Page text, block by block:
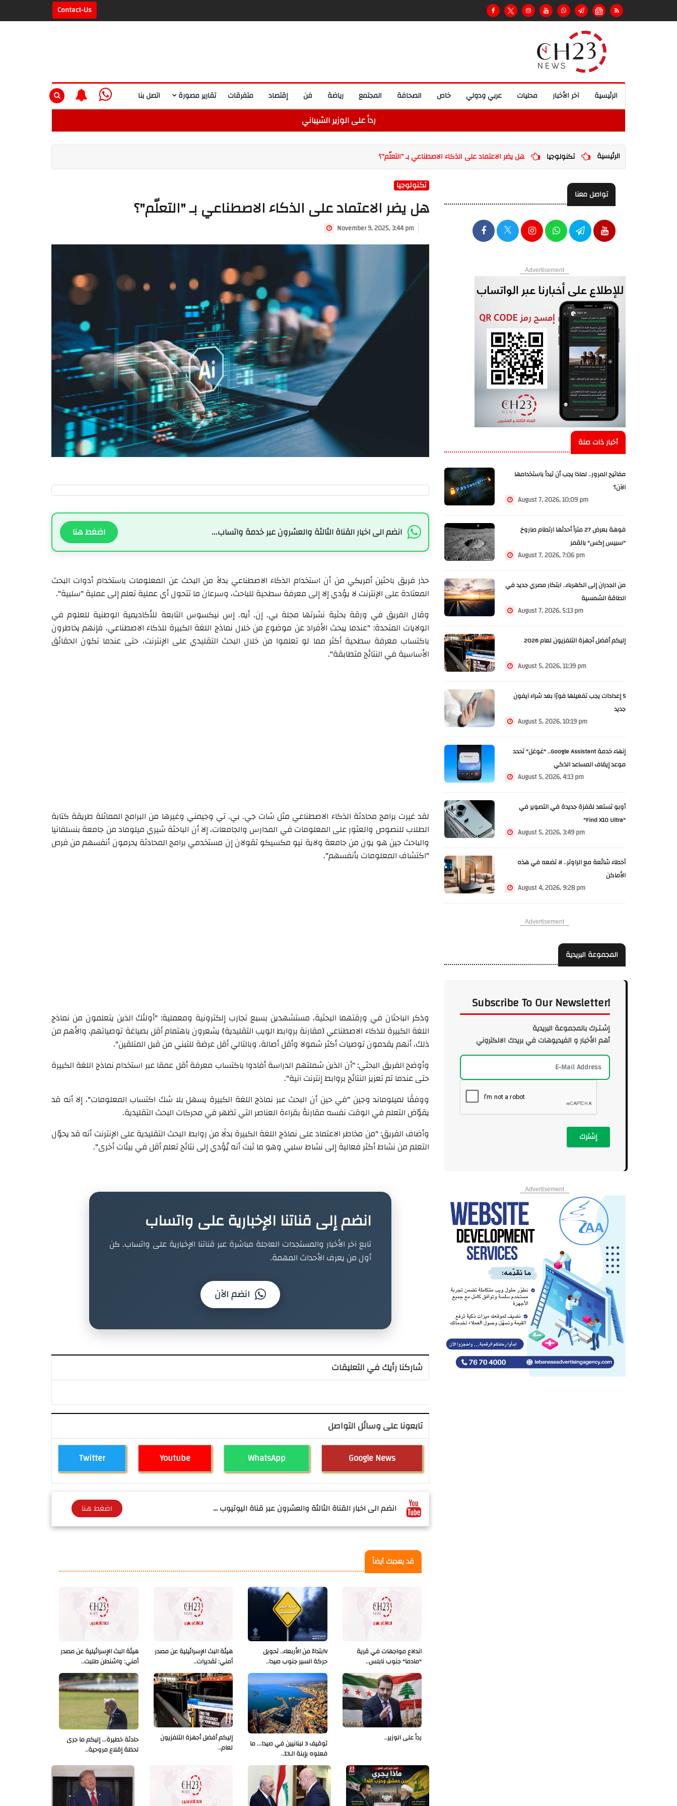
Contact-Us
اتصل بنا تقارير مصورة متفرقات إقتصاد فن رياضة المجتمع الصحافة خاص عربي ودولي محليات آخر الأخبار الرئيسية
رداً على الوزير الشيباني
الرئيسية تكنولوجيا هل يضر الاعتماد على الذكاء الاصطناعي بـ "التعلّم"؟
تكنولوجيا
هل يضر الاعتماد على الذكاء الاصطناعي بـ "التعلّم"؟
November 9, 2025, 3:44 pm
انضم الى اخبار القناة الثالثة والعشرون عبر خدمة واتساب... اضغط هنا
حذر فريق باحثين أمريكي من أن استخدام الذكاء الاصطناعي بدلاً من البحث عن المعلومات باستخدام أدوات البحث
المعتادة على الإنترنت لا يؤدي إلا إلى معرفة سطحية للباحث، وسرعان ما تتحول أي عملية تعلم إلى عملية "سلبية".
وقال الفريق في ورقة بحثية نشرتها مجلة بي. إن. أيه. إس نيكسوس التابعة للأكاديمية الوطنية للعلوم في
الولايات المتحدة: "عندما يبحث الأفراد عن موضوع من خلال نماذج اللغة الكبيرة للذكاء الاصطناعي، فإنهم يخاطرون
باكتساب معرفة سطحية أكثر مما لو تعلموا من خلال البحث التقليدي على الإنترنت، حتى عندما تكون الحقائق
الأساسية في النتائج متطابقة".
لقد غيرت برامج محادثة الذكاء الاصطناعي مثل شات جي. بي. تي وجيمني وغيرها من البرامج المماثلة طريقة كتابة
الطلاب للنصوص والعثور على المعلومات في المدارس والجامعات، إلا أن الباحثة شيري ميلوماد من جامعة بنسلفانيا
والباحث جين هو يون من جامعة ولاية نيو مكسيكو تقولان إن مستخدمي برامج المحادثة يحرمون أنفسهم من فرص
"اكتشاف المعلومات بأنفسهم".
وذكر الباحثان في ورقتهما البحثية، مستشهدين بسبع تجارب إلكترونية ومعملية: "أولئك الذين يتعلمون من نماذج
اللغة الكبيرة للذكاء الاصطناعي (مقارنة بروابط الويب التقليدية) يشعرون باهتمام أقل بصياغة توصياتهم، والأهم من
ذلك، أنهم يقدمون توصيات أكثر شمولا وأقل أصالة، وبالتالي أقل عرضة للتبني من قبل المتلقين".
وأوضح الفريق البحثي: "أن الذين شملتهم الدراسة أفادوا باكتساب معرفة أقل عمقا عبر استخدام نماذج اللغة الكبيرة
حتى عندما تم تعزيز النتائج بروابط إنترنت آنية".
ووفقًا لميلوماند وجين "في حين أن البحث عبر نماذج اللغة الكبيرة يسهل بلا شك اكتساب المعلومات"، إلا أنه قد
يقوّض التعلم في الوقت نفسه مقارنةً بقراءة العناصر التي تظهر في محركات البحث التقليدية.
وأضاف الفريق: "من مخاطر الاعتماد على نماذج اللغة الكبيرة بدلًا من روابط البحث التقليدية على الإنترنت أنه قد يحوّل
التعلم من نشاط أكثر فعالية إلى نشاط سلبي وهو ما ثبت أنه يُؤدي إلى نتائج تعلم أقل في بيئات أخرى".
انضم إلى قناتنا الإخبارية على واتساب
تابع آخر الأخبار والمستجدات العاجلة مباشرة عبر قناتنا الإخبارية على واتساب. كن
أول من يعرف الأحداث المهمة.
انضم الآن
شاركنا رأيك في التعليقات
تابعونا على وسائل التواصل
Twitter Youtube WhatsApp Google News
انضم الى اخبار القناة الثالثة والعشرون عبر قناة اليوتيوب ... اضغط هنا
قد يعجبك أيضاً
هيئة البث الإسرائيلية عن مصدر
أمني: واشنطن طلبت..
هيئة البث الإسرائيلية عن مصدر
أمني: تقديرات..
Vابتداءً من الأربعاء.. تحويل
حركة السير جنوب صيدا..
اندلاع مواجهات في قرية
"مادما" جنوب نابلس..
حادثة خطيرة... إليكم ما جرى
لحظة إقلاع مروحية..
إليكم أفضل أجهزة التلفزيون
لعام..
توقيف 3 لبنانيين في صيدا... ما
فعلوه بإبنة الـ13..
رداً على الوزير..
تواصل معنا
Advertisement
أخبار ذات صلة
مفاتيح المرور.. لماذا يجب أن تبدأ باستخدامها
الآن؟
August 7, 2026, 10:09 pm
فوهة بعرض 27 متراً أحدثها ارتطام صاروخ
"سبيس إكس" بالقمر
August 7, 2026, 7:06 pm
من الجدران إلى الكهرباء.. ابتكار مصري جديد في
الطاقة الشمسية
August 7, 2026, 5:13 pm
إليكم أفضل أجهزة التلفزيون لعام 2026
August 5, 2026, 11:39 pm
5 إعدادات يجب تفعيلها فورًا بعد شراء آيفون
جديد
August 5, 2026, 10:19 pm
إنهاء خدمة Google Assistant.. "غوغل" تحدد
موعد إيقاف المساعد الذكي
August 5, 2026, 4:13 pm
أوبو تستعد لقفزة جديدة في التصوير في
"Find X10 Ultra"
August 5, 2026, 3:49 pm
أخطاء شائعة مع الراوتر.. لا تضعه في هذه
الأماكن
August 4, 2026, 9:28 pm
Advertisement
المجموعة البريدية
Subscribe To Our Newsletter!
إشـتـرك بالمجموعة البريدية
أهم الأخبار و الفيديوهات في بريدك الالكتروني
إشترك
Advertisement